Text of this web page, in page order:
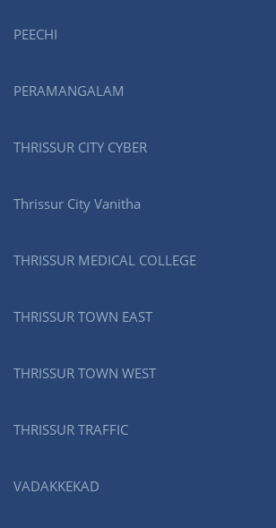
PEECHI
PERAMANGALAM
THRISSUR CITY CYBER
Thrissur City Vanitha
THRISSUR MEDICAL COLLEGE
THRISSUR TOWN EAST
THRISSUR TOWN WEST
THRISSUR TRAFFIC
VADAKKEKAD